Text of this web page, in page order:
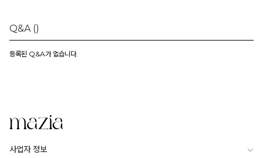
Q&A ()
등록된 Q&A가 없습니다.
사업자 정보